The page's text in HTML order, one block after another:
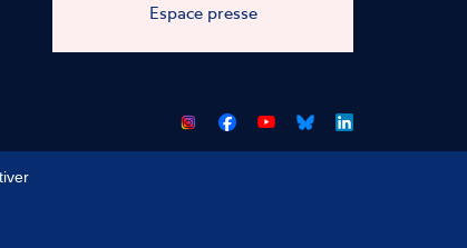
Espace presse
CNCDHCNCDHCNCDH